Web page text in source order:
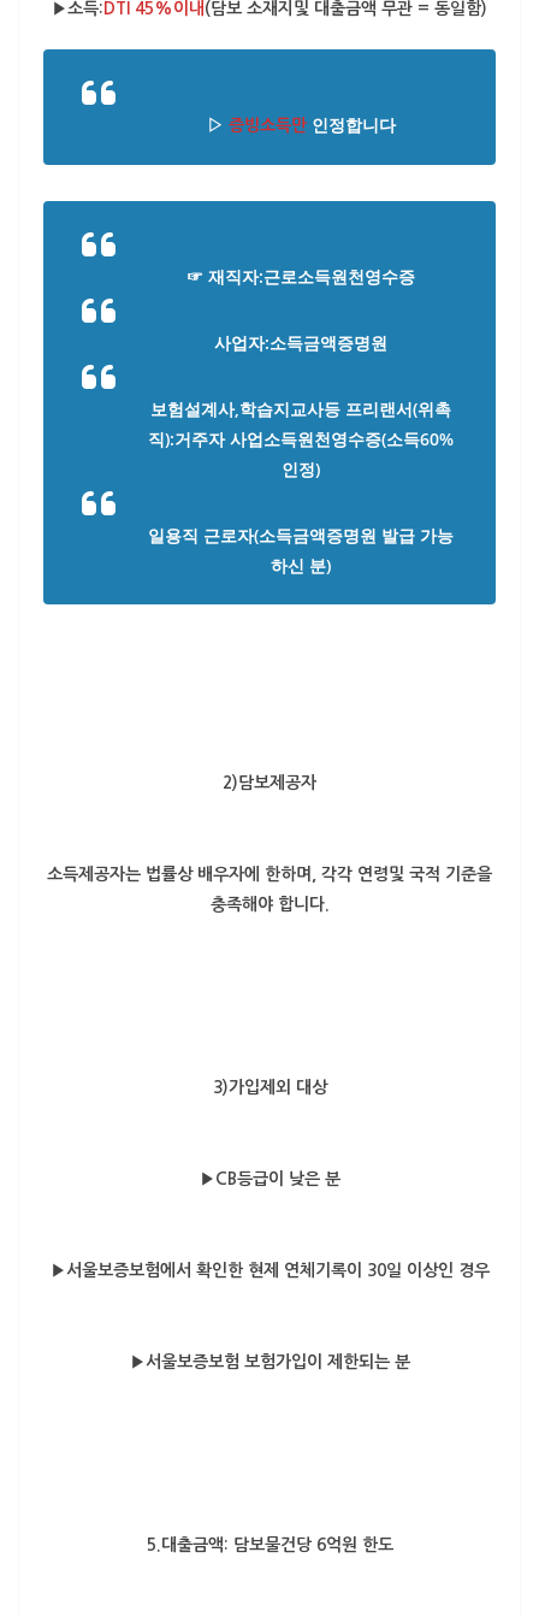
▶소득: DTI 45%이내 (담보 소재지및 대출금액 무관 = 동일함)
▷ 증빙소득만인정합니다
☞ 재직자:근로소득원천영수증
사업자:소득금액증명원
보험설계사,학습지교사등 프리랜서(위촉
직):거주자 사업소득원천영수증(소득60%
인정)
일용직 근로자(소득금액증명원 발급 가능
하신 분)
2)담보제공자
소득제공자는 법률상 배우자에 한하며
, 각각 연령및 국적 기준을
충족해야 합니다.
3)가입제외 대상
▶CB등급이 낮은 분
▶서울보증보험에서 확인한 현제 연체기록이 30일 이상인 경우
▶서울보증보험 보험가입이 제한되는 분
5.대출금액: 담보물건당6억원 한도